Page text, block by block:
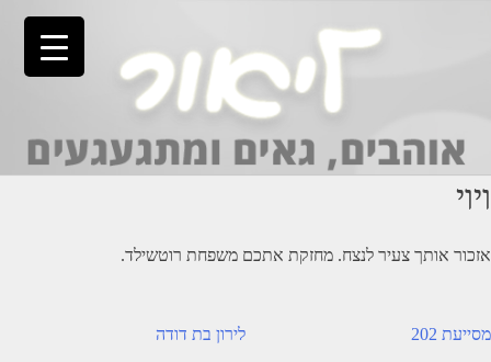
ויוי
אזכור אותך צעיר לנצח. מחזקת אתכם משפחת רוטשילד.
ניווט לירון בת דודה מסייעת 202